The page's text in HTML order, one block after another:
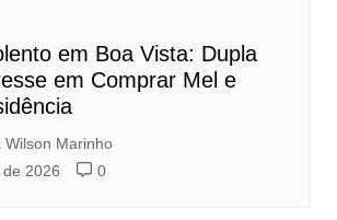
em Boa Vista: Dupla
em Comprar Mel e
Wilson Marinho
2026
0